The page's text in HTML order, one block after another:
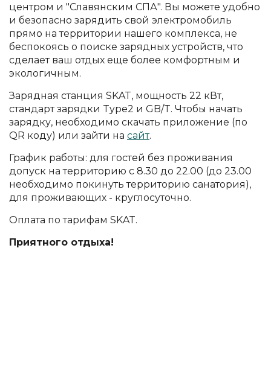
центром и "Славянским СПА". Вы можете удобно
и безопасно зарядить свой электромобиль
прямо на территории нашего комплекса, не
беспокоясь о поиске зарядных устройств, что
сделает ваш отдых еще более комфортным и
экологичным.
Зарядная станция SKAT, мощность 22 кВт,
стандарт зарядки Type2 и GB/T. Чтобы начать
зарядку, необходимо скачать приложение (по
QR коду) или зайти на сайт.
График работы: для гостей без проживания
допуск на территорию с 8.30 до 22.00 (до 23.00
необходимо покинуть территорию санатория),
для проживающих - круглосуточно.
Оплата по тарифам SKAT.
Приятного отдыха!